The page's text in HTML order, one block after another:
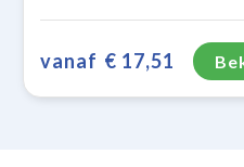
vanaf € 17,51